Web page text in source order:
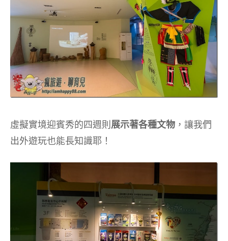
虛擬實境迎賓秀的四週則 展示著各種文物 ，讓我們
出外遊玩也能長知識耶！